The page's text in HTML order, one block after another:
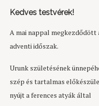
Kedves testvérek!
A mai nappal megkezdődött
adventi időszak.
Urunk születésének
szép és tartalmas
nyújt a ferences atyák által